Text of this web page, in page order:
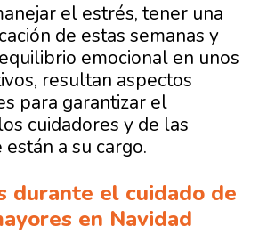
el estrés, tener una
de estas semanas y
emocional en unos
resultan aspectos
para garantizar el
cuidadores y de las
a su cargo.
durante el cuidado de
en Navidad